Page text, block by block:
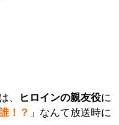
、 ヒロインの親友役に
！？ 」なんて放送時に